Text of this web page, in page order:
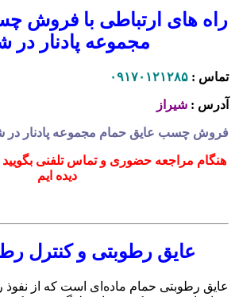
راه های ارتباطی با فروش
مجموعه پادنار در
تماس : ۰۹۱۷۰۱۲۱۲۸۵
آدرس : شیراز
فروش چسب عایق حمام مجموعه پادنار در
هنگام مراجعه حضوری و تماس تلفنی بگویید
دیده ایم
عایق رطوبتی و کنترل
عایق رطوبتی حمام ماده‌ای است که از نفوذ